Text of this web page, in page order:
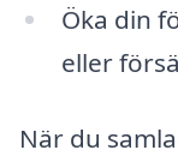
Öka din
eller
När du